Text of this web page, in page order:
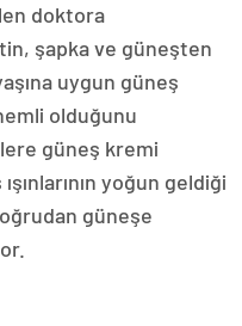
doktora
şapka ve güneşten
uygun güneş
olduğunu
güneş kremi
yoğun geldiği
güneşe